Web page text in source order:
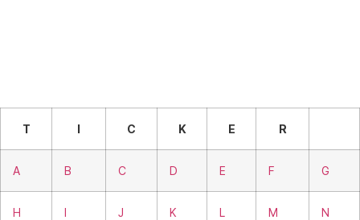
T I C K E R
A B C D E F G
H I J K L M N